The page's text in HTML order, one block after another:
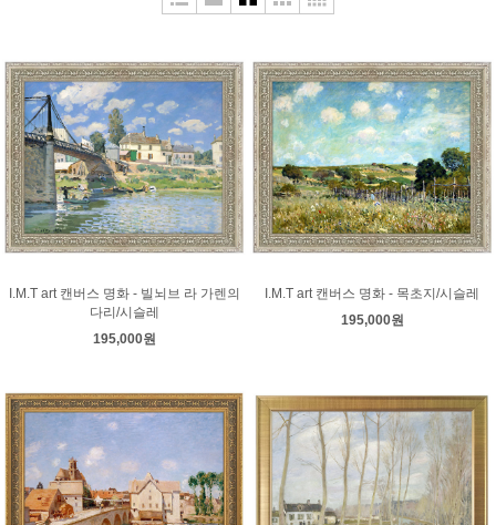
에곤쉴레 엘그레코 와토
컨스터블 코로 쿠르베 클레 클림트 터너 티쏘
티치아노 팡탱 라투르 푸생 프라고나르 프리드리히 피사로
하예츠 호머 호베마 호쿠사이 기타 화가 이요한성화
I.M.T art 캔버스 명화 - 빌뇌브 라 가렌의
다리/시슬레
195,000원
I.M.T art 캔버스 명화 - 목초지/시슬레
195,000원